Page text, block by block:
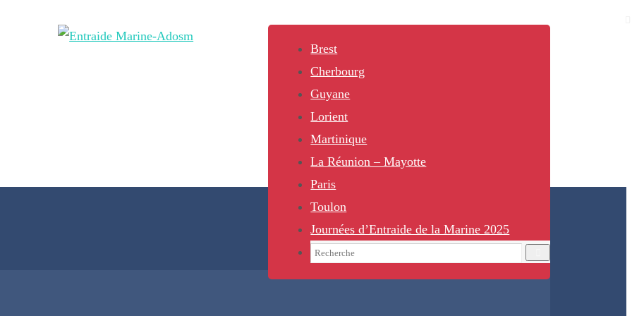
Brest
Cherbourg
Guyane
Lorient
Martinique
La Réunion – Mayotte
Paris
Toulon
Journées d’Entraide de la Marine 2025
Search